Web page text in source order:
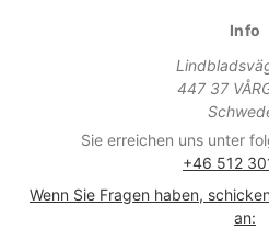
Info
447 37
Sie erreichen uns unter
+46 512
Wenn Sie Fragen haben,
an: